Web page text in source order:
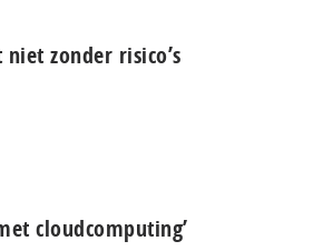
zonder risico’s
cloudcomputing’